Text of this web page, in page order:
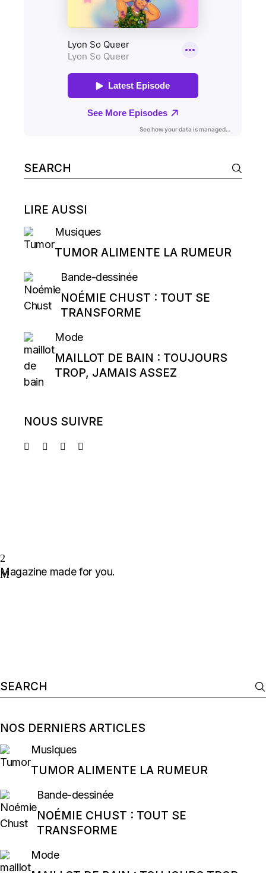
Search
for:
LIRE AUSSI
Musiques
TUMOR ALIMENTE LA RUMEUR
Bande-dessinée
NOÉMIE CHUST : TOUT SE
TRANSFORME
Mode
MAILLOT DE BAIN : TOUJOURS
TROP, JAMAIS ASSEZ
NOUS SUIVRE
Magazine made for you.
Search
for:
NOS DERNIERS ARTICLES
Musiques
TUMOR ALIMENTE LA RUMEUR
Bande-dessinée
NOÉMIE CHUST : TOUT SE
TRANSFORME
Mode